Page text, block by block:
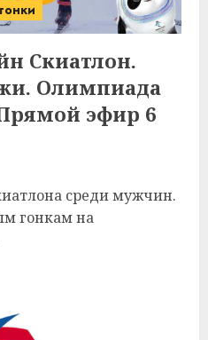
Скиатлон.
Олимпиада
эфир 6
среди мужчин.
гонкам на